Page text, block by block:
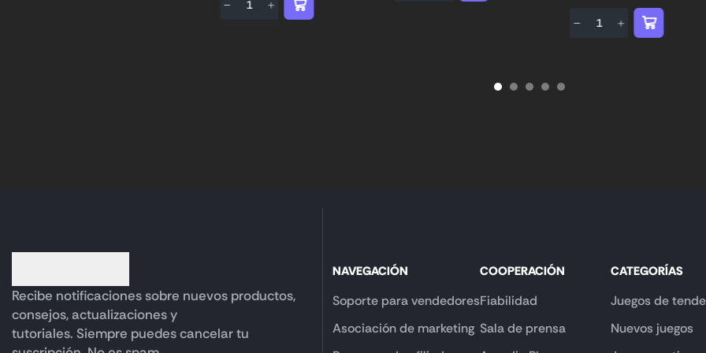
Recibe notificaciones sobre nuevos productos,
consejos, actualizaciones y
tutoriales. Siempre puedes cancelar tu
NAVEGACIÓN
Soporte para vendedores
Asociación de marketing
COOPERACIÓN
Fiabilidad
Sala de prensa
CATEGORÍAS
Juegos de
Nuevos juegos